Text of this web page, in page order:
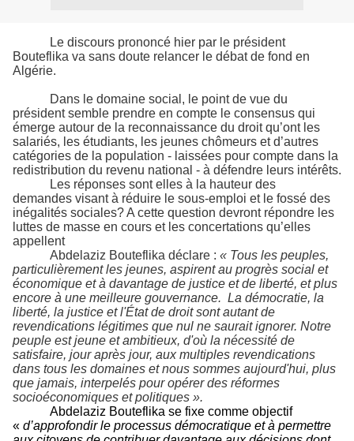
Le discours prononcé hier par le président
Bouteflika va sans doute relancer le débat de fond en
Algérie.
Dans le domaine social, le point de vue du
président semble prendre en compte le consensus qui
émerge autour de la reconnaissance du droit qu’ont les
salariés, les étudiants, les jeunes chômeurs et d’autres
catégories de la population - laissées pour compte dans la
redistribution du revenu national - à défendre leurs intérêts.
Les réponses sont elles à la hauteur des
demandes visant à réduire le sous-emploi et le fossé des
inégalités sociales? A cette question devront répondre les
luttes de masse en cours et les concertations qu’elles
appellent
Abdelaziz Bouteflika déclare :« Tous les peuples,
particulièrement les jeunes, aspirent au progrès social et
économique et à davantage de justice et de liberté, et plus
encore à une meilleure gouvernance. La démocratie, la
liberté, la justice et l'État de droit sont autant de
revendications légitimes que nul ne saurait ignorer. Notre
peuple est jeune et ambitieux, d'où la nécessité de
satisfaire, jour après jour, aux multiples revendications
dans tous les domaines et nous sommes aujourd'hui, plus
que jamais, interpelés pour opérer des réformes
socioéconomiques et politiques ».
Abdelaziz Bouteflika se fixe comme objectif
« d’approfondir le processus démocratique et à permettre